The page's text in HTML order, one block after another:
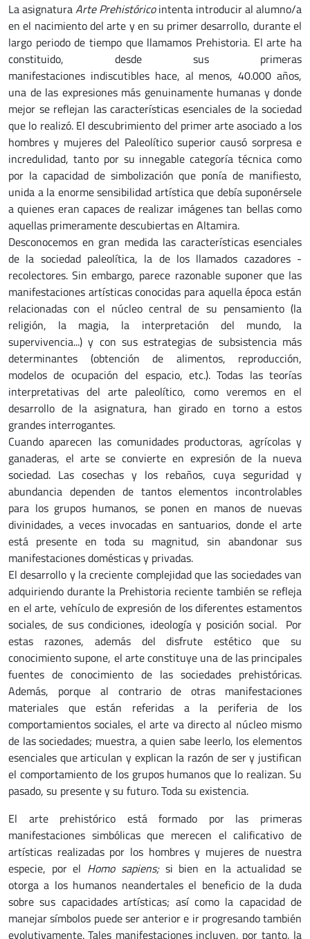
La asignaturaArte Prehistóricointenta introducir al alumno/a
en el nacimiento del arte y en su primer desarrollo, durante el
largo periodo de tiempo que llamamos Prehistoria. El arte ha
constituido, desde sus primeras
manifestaciones indiscutibles hace, al menos, 40.000 años,
una de las expresiones más genuinamente humanas y donde
mejor se reflejan las características esenciales de la sociedad
que lo realizó. El descubrimiento del primer arte asociado a los
hombres y mujeres del Paleolítico superior causó sorpresa e
incredulidad, tanto por su innegable categoría técnica como
por la capacidad de simbolización que ponía de manifiesto,
unida a la enorme sensibilidad artística que debía suponérsele
a quienes eran capaces de realizar imágenes tan bellas como
aquellas primeramente descubiertas en Altamira.
Desconocemos en gran medida las características esenciales
de la sociedad paleolítica, la de los llamados cazadores -
recolectores. Sin embargo, parece razonable suponer que las
manifestaciones artísticas conocidas para aquella época están
relacionadas con el núcleo central de su pensamiento (la
religión, la magia, la interpretación del mundo, la
supervivencia...) y con sus estrategias de subsistencia más
determinantes (obtención de alimentos, reproducción,
modelos de ocupación del espacio, etc.). Todas las teorías
interpretativas del arte paleolítico, como veremos en el
desarrollo de la asignatura, han girado en torno a estos
grandes interrogantes.
Cuando aparecen las comunidades productoras, agrícolas y
ganaderas, el arte se convierte en expresión de la nueva
sociedad. Las cosechas y los rebaños, cuya seguridad y
abundancia dependen de tantos elementos incontrolables
para los grupos humanos, se ponen en manos de nuevas
divinidades, a veces invocadas en santuarios, donde el arte
está presente en toda su magnitud, sin abandonar sus
manifestaciones domésticas y privadas.
El desarrollo y la creciente complejidad que las sociedades van
adquiriendo durante la Prehistoria reciente también se refleja
en el arte, vehículo de expresión de los diferentes estamentos
sociales, de sus condiciones, ideología y posición social. Por
estas razones, además del disfrute estético que su
conocimiento supone, el arte constituye una de las principales
fuentes de conocimiento de las sociedades prehistóricas.
Además, porque al contrario de otras manifestaciones
materiales que están referidas a la periferia de los
comportamientos sociales, el arte va directo al núcleo mismo
de las sociedades; muestra, a quien sabe leerlo, los elementos
esenciales que articulan y explican la razón de ser y justifican
el comportamiento de los grupos humanos que lo realizan. Su
pasado, su presente y su futuro. Toda su existencia.
El arte prehistórico está formado por las primeras
manifestaciones simbólicas que merecen el calificativo de
artísticas realizadas por los hombres y mujeres de nuestra
especie, por el Homo sapiens; si bien en la actualidad se
otorga a los humanos neandertales el beneficio de la duda
sobre sus capacidades artísticas; así como la capacidad de
manejar símbolos puede ser anterior e ir progresando también
evolutivamente. Tales manifestaciones incluyen, por tanto, la